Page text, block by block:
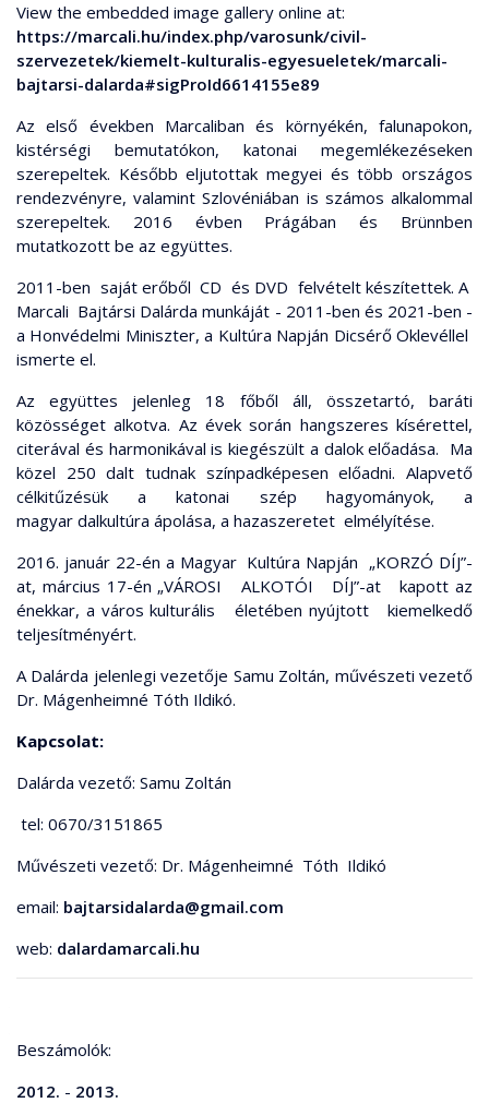
View the embedded image gallery online at:
https://marcali.hu/index.php/varosunk/civil-
szervezetek/kiemelt-kulturalis-egyesueletek/marcali-
bajtarsi-dalarda#sigProId6614155e89
Az első években Marcaliban és környékén, falunapokon,
kistérségi bemutatókon, katonai megemlékezéseken
szerepeltek. Később eljutottak megyei és több országos
rendezvényre, valamint Szlovéniában is számos alkalommal
szerepeltek. 2016 évben Prágában és Brünnben
mutatkozott be az együttes.
2011-ben saját erőből CD és DVD felvételt készítettek. A
Marcali Bajtársi Dalárda munkáját - 2011-ben és 2021-ben -
a Honvédelmi Miniszter, a Kultúra Napján Dicsérő Oklevéllel
ismerte el.
Az együttes jelenleg 18 főből áll, összetartó, baráti
közösséget alkotva. Az évek során hangszeres kísérettel,
citerával és harmonikával is kiegészült a dalok előadása. Ma
közel 250 dalt tudnak színpadképesen előadni. Alapvető
célkitűzésük a katonai szép hagyományok, a
magyar dalkultúra ápolása, a hazaszeretet elmélyítése.
2016. január 22-én a Magyar Kultúra Napján „KORZÓ DÍJ”-
at, március 17-én „VÁROSI ALKOTÓI DÍJ”-at kapott az
énekkar, a város kulturális életében nyújtott kiemelkedő
teljesítményért.
A Dalárda jelenlegi vezetője Samu Zoltán, művészeti vezető
Dr. Mágenheimné Tóth Ildikó.
Kapcsolat:
Dalárda vezető: Samu Zoltán
tel: 0670/3151865
Művészeti vezető: Dr. Mágenheimné Tóth Ildikó
email: bajtarsidalarda@gmail.com
web: dalardamarcali.hu
Beszámolók:
2012. - 2013.